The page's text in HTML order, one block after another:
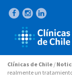
Clínicas de Chile /
realmente un